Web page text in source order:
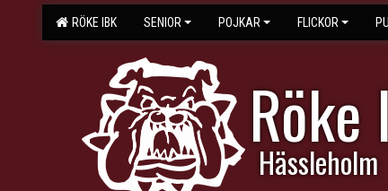
RÖKE IBK SENIOR POJKAR FLICKOR
Hässleholm